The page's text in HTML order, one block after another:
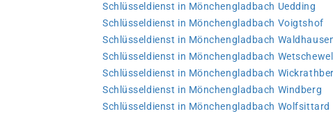
Schlüsseldienst in Mönchengladbach Uedding
Schlüsseldienst in Mönchengladbach Voigtshof
Schlüsseldienst in Mönchengladbach
Schlüsseldienst in Mönchengladbach Wetschewell
Schlüsseldienst in Mönchengladbach
Schlüsseldienst in Mönchengladbach Windberg
Schlüsseldienst in Mönchengladbach Wolfsittard